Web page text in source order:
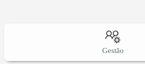
Gestão